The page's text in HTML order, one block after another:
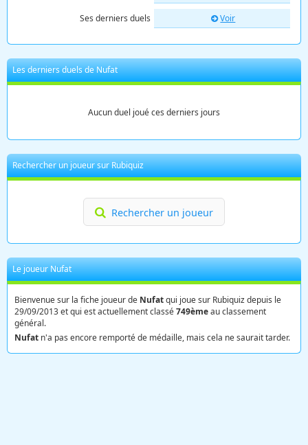
Ses derniers duels Voir
Les derniers duels de Nufat
Aucun duel joué ces derniers jours
Rechercher un joueur sur Rubiquiz
Rechercher un joueur
Le joueur Nufat
Bienvenue sur la fiche joueur de Nufatqui joue sur Rubiquiz depuis le
29/09/2013 et qui est actuellement classé749èmeau classement
général.
Nufat n'a pas encore remporté de médaille, mais cela ne saurait tarder.